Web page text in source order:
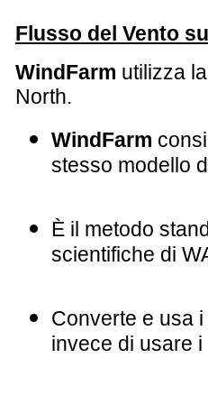
Flusso del Vento
WindFarm utilizza
North.
WindFarm
stesso modello
È il metodo
scientifiche di
Converte e usa
invece di usare